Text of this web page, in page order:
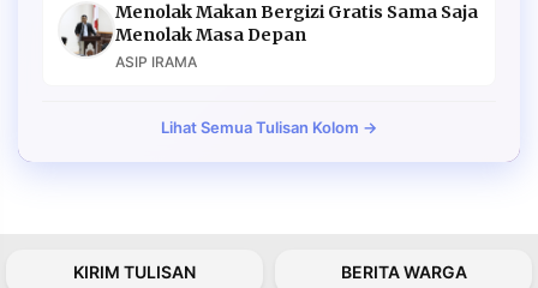
Menolak Makan Bergizi Gratis Sama Saja
Menolak Masa Depan
ASIP IRAMA
Lihat Semua Tulisan Kolom →
KIRIM TULISAN BERITA WARGA